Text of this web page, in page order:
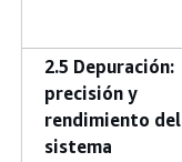
2.5 Depuración:
precisión y
rendimiento del
sistema